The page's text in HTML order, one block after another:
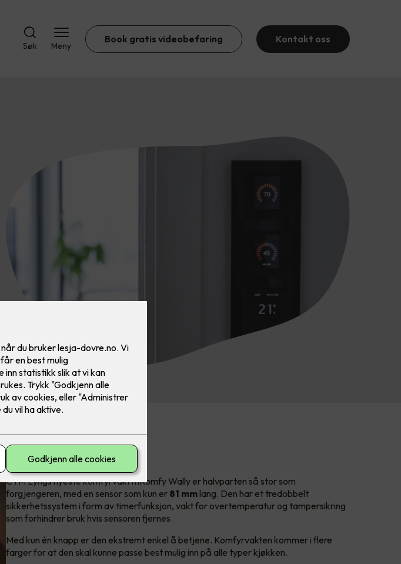
Søk Meny
Book gratis videobefaring Kontakt oss
mKomfy® Wally
CTM Lyngs nyeste komfyrvakt mKomfy Wally er halvparten så stor som
forgjengeren, med en sensor som kun er 81 mm lang. Den har et tredobbelt
sikkerhetssystem i form av timerfunksjon, vakt for overtemperatur og tampersikring
som forhindrer bruk hvis sensoren fjernes.
Med kun én knapp er den ekstremt enkel å betjene. Komfyrvakten kommer i flere
farger for at den skal kunne passe best mulig inn på alle typer kjøkken.